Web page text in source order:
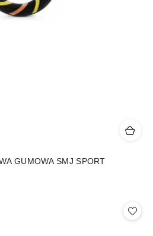
GUMOWA SMJ SPORT